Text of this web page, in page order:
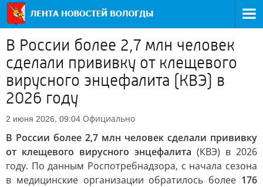
В России более 2,7 млн человек
сделали прививку от клещевого
вирусного энцефалита (КВЭ) в
2026 году
2 июня 2026, 09:04 Официально
В России более 2,7 млн человек сделали прививку
от клещевого вирусного энцефалита (КВЭ) в 2026
году. По данным Роспотребнадзора, с начала сезона
в медицинские организации обратилось более 176